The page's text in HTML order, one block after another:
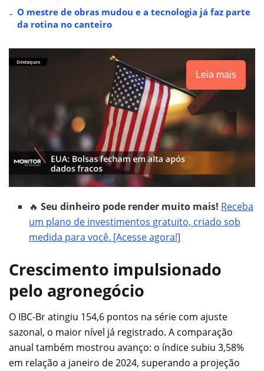
O mestre de obras mudou e a tecnologia já faz parte
da rotina no canteiro
Leia mais
🔥Seu dinheiro pode render muito mais! Receba
um plano de investimentos gratuito, criado sob
medida para você. [Acesse agora!]
Crescimento impulsionado
pelo agronegócio
O IBC-Br atingiu 154,6 pontos na série com ajuste
sazonal, o maior nível já registrado. A comparação
anual também mostrou avanço: o índice subiu 3,58%
em relação a janeiro de 2024, superando a projeção